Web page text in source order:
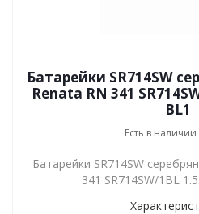
Батарейки SR714SW
Renata RN 341
BL1
Есть в наличии
Батарейки SR714SW
341 SR714SW/1BL